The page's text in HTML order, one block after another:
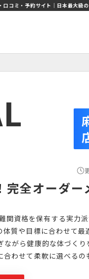
口コミ・予約サイト｜日本最大級
完全オーダー
関資格を保有する実力
質や目標に合わせて最
がら健康的な体づくり
わせて柔軟に選べるの